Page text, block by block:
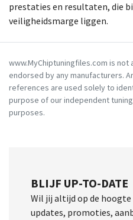
prestaties en resultaten, die
veiligheidsmarge liggen.
www.MyChiptuningfiles.com is
endorsed by any manufacturers.
references are used solely to
purpose of our independent
purposes.
BLIJF UP-TO-DATE
Wil jij altijd op de
updates, promoties,